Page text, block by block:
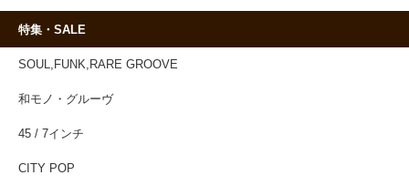
特集・SALE
SOUL,FUNK,RARE GROOVE
和モノ・グルーヴ
45 / 7インチ
CITY POP